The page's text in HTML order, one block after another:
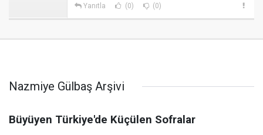
Yanıtla (0) (0)
Nazmiye Gülbaş Arşivi
Büyüyen Türkiye'de Küçülen Sofralar